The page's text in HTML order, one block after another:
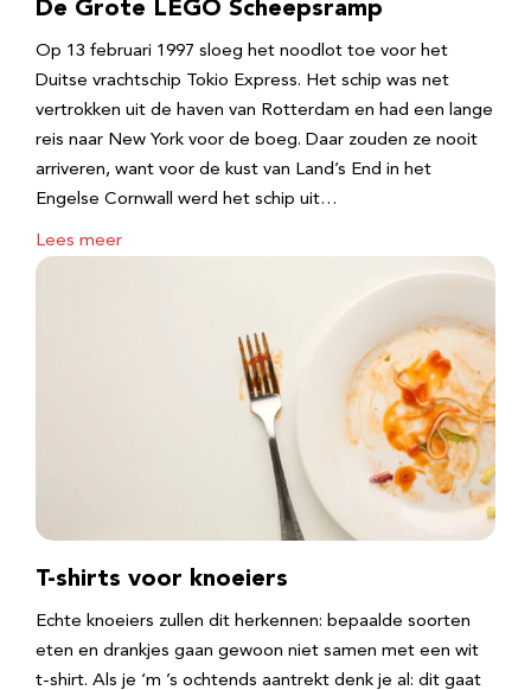
De Grote LEGO Scheepsramp
Op 13 februari 1997 sloeg het noodlot toe voor het
Duitse vrachtschip Tokio Express. Het schip was net
vertrokken uit de haven van Rotterdam en had een lange
reis naar New York voor de boeg. Daar zouden ze nooit
arriveren, want voor de kust van Land’s End in het
Engelse Cornwall werd het schip uit…
Lees meer
T-shirts voor knoeiers
Echte knoeiers zullen dit herkennen: bepaalde soorten
eten en drankjes gaan gewoon niet samen met een wit
t-shirt. Als je ‘m ’s ochtends aantrekt denk je al: dit gaat